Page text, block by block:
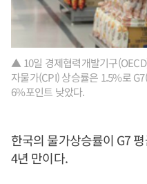
▲ 10일 경제협력개발기구
자물가(CPI) 상승률은 1.5%로
6%포인트 낮았다.
한국의 물가상승률이 G7
4년 만이다.